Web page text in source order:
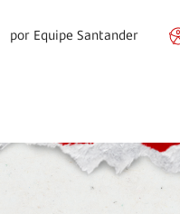
por Equipe Santander